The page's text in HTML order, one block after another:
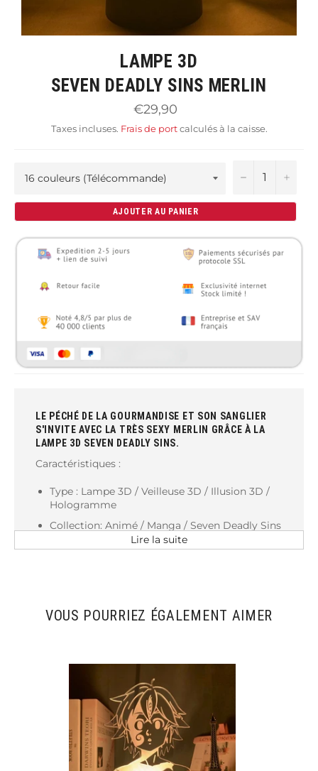
LAMPE 3D
SEVEN DEADLY SINS MERLIN
Prix
régulier
€29,90
Taxes incluses. Frais de portcalculés à la caisse.
− +
AJOUTER AU PANIER
LE PÉCHÉ DE LA GOURMANDISE ET SON SANGLIER
S'INVITE AVEC LA TRÈS SEXY MERLIN GRÂCE À LA
LAMPE 3D SEVEN DEADLY SINS.
Caractéristiques :
Type : Lampe 3D / Veilleuse 3D / Illusion 3D /
Hologramme
Collection: Animé / Manga / Seven Deadly Sins
Dimensions : 20 cm x 15 cm
USB ou Pile AA
Lire la suite
VOUS POURRIEZ ÉGALEMENT AIMER